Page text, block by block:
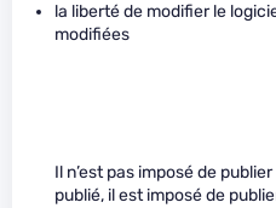
la liberté de modifier le
modifiées
Il n’est pas imposé de
publié, il est imposé de